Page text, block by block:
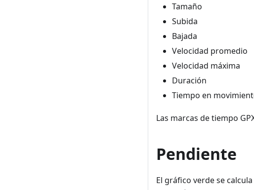
Tamaño
Subida
Bajada
Velocidad promedio
Velocidad máxima
Duración
Tiempo en
Las marcas de tiempo
Pendiente
El gráfico verde se